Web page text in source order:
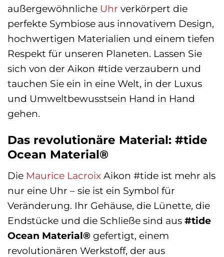
außergewöhnliche Uhr verkörpert die
perfekte Symbiose aus innovativem Design,
hochwertigen Materialien und einem tiefen
Respekt für unseren Planeten. Lassen Sie
sich von der Aikon #tide verzaubern und
tauchen Sie ein in eine Welt, in der Luxus
und Umweltbewusstsein Hand in Hand
gehen.
Das revolutionäre Material: #tide
Ocean Material®
Die Maurice Lacroix Aikon #tide ist mehr als
nur eine Uhr – sie ist ein Symbol für
Veränderung. Ihr Gehäuse, die Lünette, die
Endstücke und die Schließe sind aus #tide
Ocean Material® gefertigt, einem
revolutionären Werkstoff, der aus